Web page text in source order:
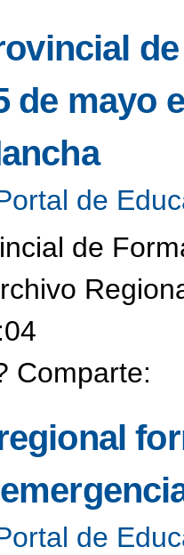
de mayo
de
de
Comparte:
de